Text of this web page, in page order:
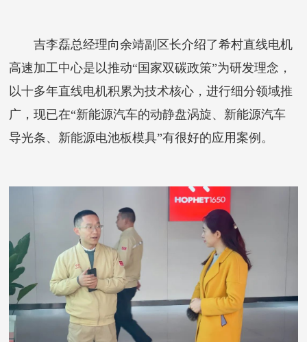
吉李磊总经理向余靖副区长介绍了希村直线电机
高速加工中心是以推动“国家双碳政策”为研发理念，
以十多年直线电机积累为技术核心，进行细分领域推
广，现已在“新能源汽车的动静盘涡旋、新能源汽车
导光条、新能源电池板模具”有很好的应用案例。